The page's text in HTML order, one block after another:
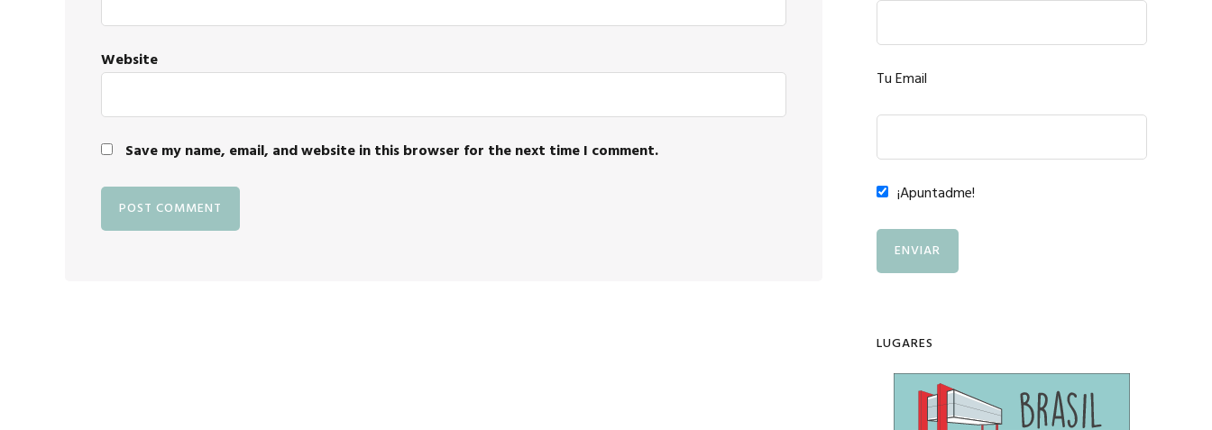
Website
Save my name, email, and website in this browser for the next time I comment.
Tu Email
¡Apuntadme!
LUGARES